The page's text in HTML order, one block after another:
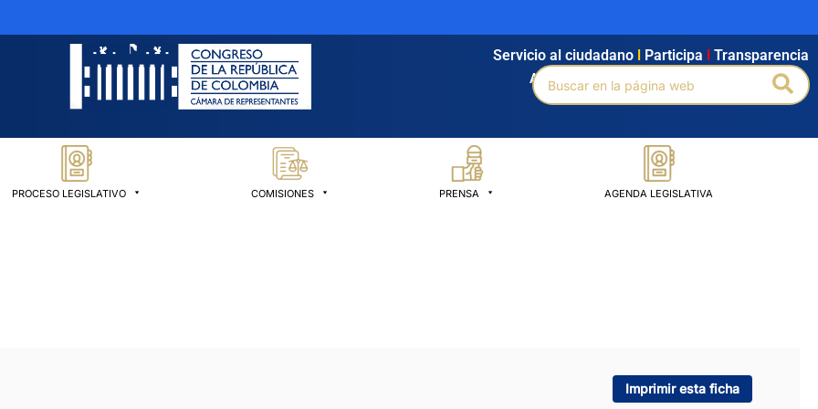
Agendamiento Intranet Búsqueda avanzada
Servicio al ciudadano Participa Transparencia
Buscar
por:
PROCESO LEGISLATIVO COMISIONES PRENSA AGENDA LEGISLATIVA
Imprimir esta ficha